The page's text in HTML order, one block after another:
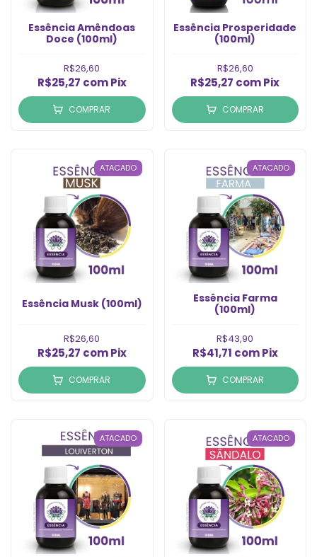
Essência Amêndoas
Doce (100ml)
R$26,60
R$25,27 com Pix
COMPRAR
Essência Prosperidade
(100ml)
R$26,60
R$25,27 comPix
COMPRAR
ATACADO
Essência Musk (100ml)
R$26,60
R$25,27 com Pix
COMPRAR
ATACADO
Essência Farma
(100ml)
R$43,90
R$41,71 com Pix
COMPRAR
ATACADO ATACADO